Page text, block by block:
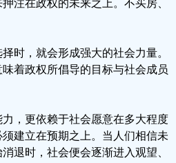
注在政权的未来之上。不买房、
时，就会形成强大的社会力量。
着政权所倡导的目标与社会成员
，更依赖于社会愿意在多大程度
建立在预期之上。当人们相信未
退时，社会便会逐渐进入观望、